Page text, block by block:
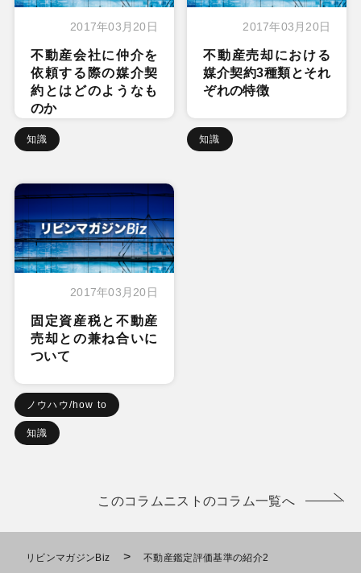
2017年03月20日
不動産会社に仲介を
依頼する際の媒介契
約とはどのようなも
のか
知識
2017年03月20日
不動産売却における
媒介契約3種類とそれ
ぞれの特徴
知識
2017年03月20日
固定資産税と不動産
売却との兼ね合いに
ついて
ノウハウ/how to
知識
このコラムニストのコラム一覧へ
リビンマガジンBiz > 不動産鑑定評価基準の紹介2